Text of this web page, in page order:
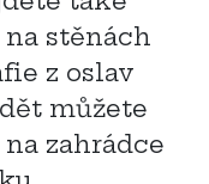
stěnách
z oslav
můžete
zahrádce